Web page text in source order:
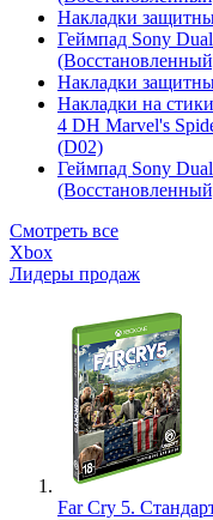
Накладки
Геймпад Sony
Накладки
Накладки на
4 DH Marvel's
(D02)
Геймпад Sony
Смотреть все
Xbox
Лидеры продаж
Far Cry 5.